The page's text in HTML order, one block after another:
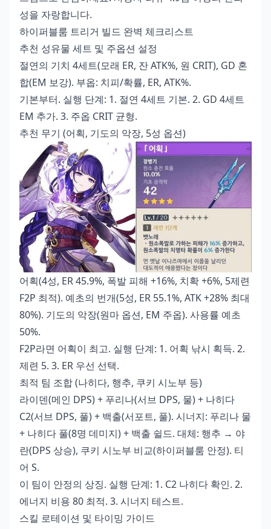
성을 자랑합니다.
하이퍼블룸 트리거 빌드 완벽 체크리스트
추천 성유물 세트 및 주옵션 설정
절연의 기치 4세트(모래 ER, 잔 ATK%, 원 CRIT), GD 혼
합(EM 보강). 부옵: 치피/확률, ER, ATK%.
기본부터. 실행 단계: 1. 절연 4세트 기본. 2. GD 4세트
EM 추가. 3. 주옵 CRIT 균형.
추천 무기 (어획, 기도의 악장, 5성 옵션)
어획(4성, ER 45.9%, 폭발 피해 +16%, 치확 +6%, 5제련
F2P 최적). 예초의 번개(5성, ER 55.1%, ATK +28% 최대
80%). 기도의 악장(원마 옵션, EM 주옵). 사용률 예초
50%.
F2P라면 어획이 최고. 실행 단계: 1. 어획 낚시 획득. 2.
제련 5. 3. ER 우선 선택.
최적 팀 조합 (나히다, 행추, 쿠키 시노부 등)
라이덴(메인 DPS) + 푸리나(서브 DPS, 물) + 나히다
C2(서브 DPS, 풀) + 백출(서포트, 풀). 시너지: 푸리나 물
+ 나히다 풀(8명 데미지) + 백출 쉴드. 대체: 행추 → 야
란(DPS 상승), 쿠키 시노부 비교(하이퍼블룸 안정). 티
어 S.
이 팀이 안정의 상징. 실행 단계: 1. C2 나히다 확인. 2.
에너지 비용 80 최적. 3. 시너지 테스트.
스킬 로테이션 및 타이밍 가이드